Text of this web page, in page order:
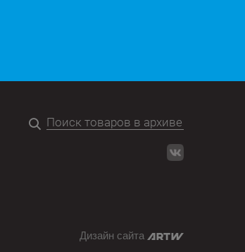
Дизайн сайта